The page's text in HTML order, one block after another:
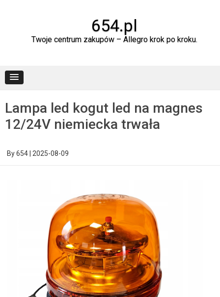
654.pl
Twoje centrum zakupów – Allegro krok po kroku.
Lampa led kogut led na magnes
12/24V niemiecka trwała
By654 2025-08-09